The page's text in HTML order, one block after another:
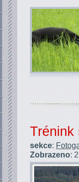
Trénink
sekce:
Zobrazeno: